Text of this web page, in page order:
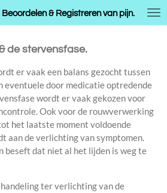
& Registreren van pijn.
de stervensfase.
er vaak een balans gezocht tussen
eventuele door medicatie optredende
wordt er vaak gekozen voor
Ook voor de rouwverwerking
het laatste moment voldoende
aan de verlichting van symptomen.
beseft dat niet al het lijden is weg te
ter verlichting van de